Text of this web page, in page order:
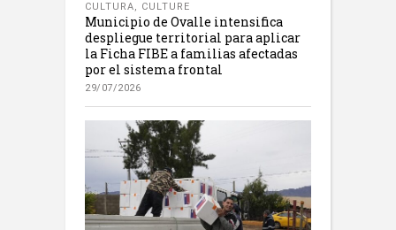
CULTURA, CULTURE
Municipio de Ovalle intensifica
despliegue territorial para aplicar
la Ficha FIBE a familias afectadas
por el sistema frontal
29/07/2026